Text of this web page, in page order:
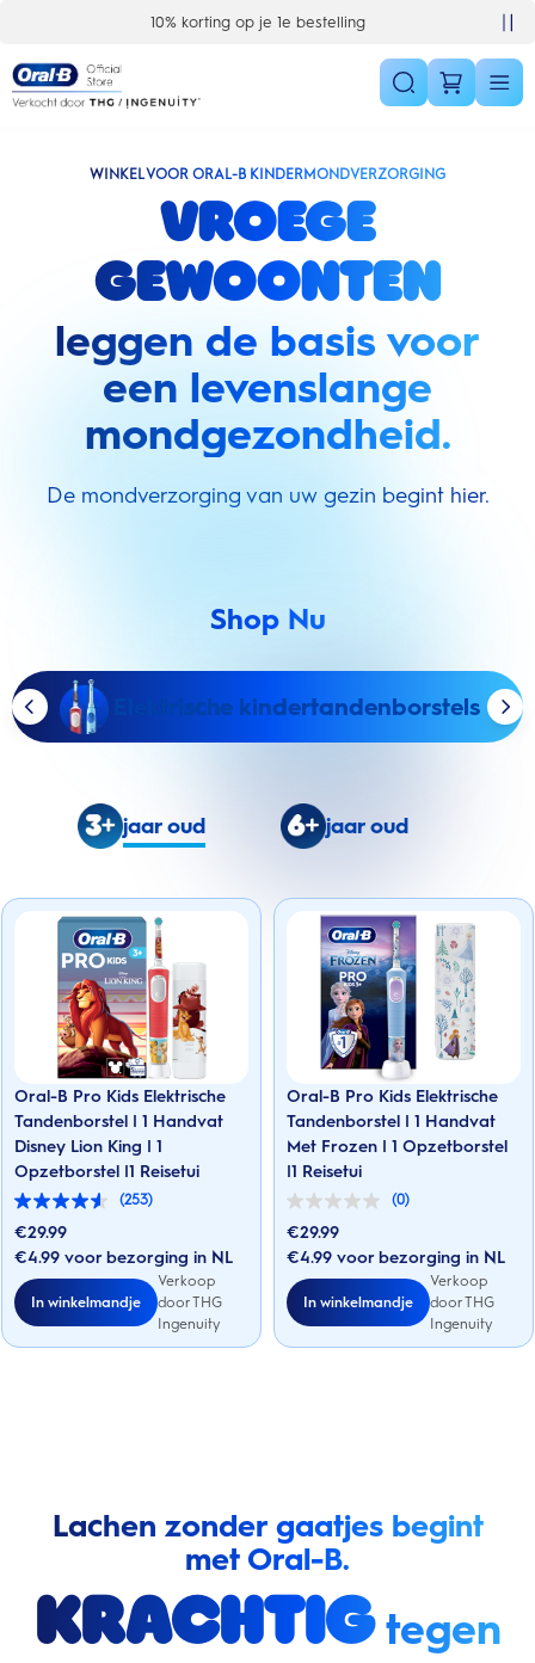
Gratis bezorging vanaf €40
WINKEL VOOR ORAL-B KINDERMONDVERZORGING
Vroege
gewoonten
leggen de basis voor
een levenslange
mondgezondheid.
De mondverzorging van uw gezin begint hier.
Shop Nu
Elektrische kindertandenborstels
jaar oud jaar oud
Oral-B Pro Kids Elektrische
Tandenborstel | 1 Handvat
Disney Lion King | 1
Opzetborstel |1 Reisetui
(253)
4.5
van
5
sterren.
253
beoordelingen
€29.99
€4.99 voor bezorging in NL
In winkelmandje
Verkoop
door THG
Ingenuity
Oral-B Pro Kids Elektrische
Tandenborstel | 1 Handvat
Met Frozen | 1 Opzetborstel
|1 Reisetui
(0)
0.0
van
5
sterren.
€29.99
€4.99 voor bezorging in NL
In winkelmandje
Verkoop
door THG
Ingenuity
Lachen zonder gaatjes begint
met Oral-B.
Krachtigtegen